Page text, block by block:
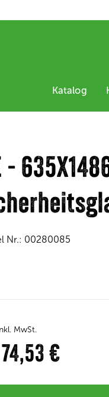
Katalog
-
Nr.: 00280085
MwSt.
74,53 €